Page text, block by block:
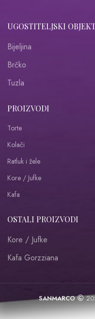
UGOSTITELJSKI
Bijeljina
Brčko
Tuzla
PROIZVODI
Torte
Kolači
Ratluk i žele
Kore / Jufke
Kafa
OSTALI PROIZVODI
Kore / Jufke
Kafa Gorzziana
SANMARCO